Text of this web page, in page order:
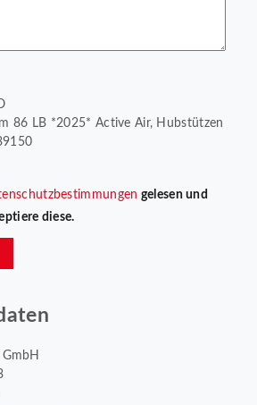
86 LB *2025* Active Air, Hubstützen
gelesen und
diese.